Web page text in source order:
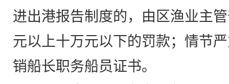
进出港报告制度的，由区渔业主
元以上十万元以下的罚款；情节
销船长职务船员证书。